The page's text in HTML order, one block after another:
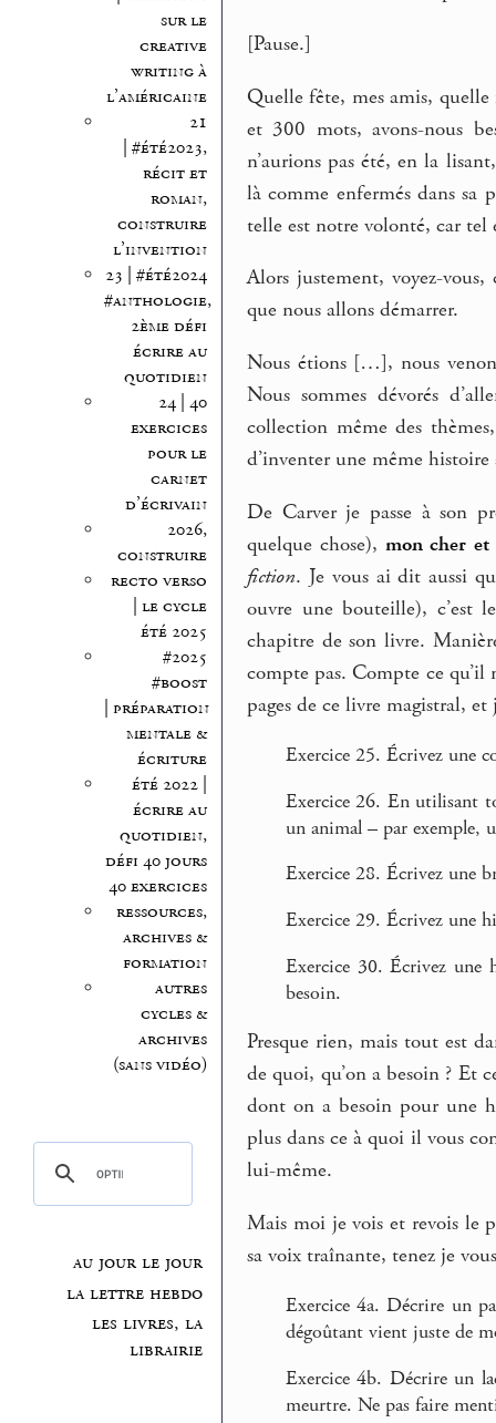
sur le
creative
writing à
l’américaine
21
| #été2023,
récit et
roman,
construire
l’invention
23 | #été2024
#anthologie,
2ème défi
écrire au
quotidien
24 | 40
exercices
pour le
carnet
d’écrivain
2026,
construire
recto verso
| le cycle
été 2025
#2025
#boost
| préparation
mentale &
écriture
été 2022 |
écrire au
quotidien,
défi 40 jours
40 exercices
ressources,
archives &
formation
autres
cycles &
archives
(sans vidéo)
au jour le jour
la lettre hebdo
les livres, la
librairie
[Pause.]
Quelle fête, mes amis,
et 300 mots, avons-nous
n’aurions pas été, en la
là comme enfermés dans sa
telle est notre volonté, car tel
Alors justement, voyez-vous,
que nous allons démarrer.
Nous étions […], nous
Nous sommes dévorés
collection même des
d’inventer une même
De Carver je passe à son
quelque chose), mon cher et
fiction. Je vous ai dit aussi
ouvre une bouteille), c’est
chapitre de son livre.
compte pas. Compte ce qu’il
pages de ce livre magistral,
Exercice 25. Écrivez une
Exercice 26. En utilisant
un animal – par exemple,
Exercice 28. Écrivez une
Exercice 29. Écrivez une
Exercice 30. Écrivez une
besoin.
Presque rien, mais tout est
de quoi, qu’on a besoin ? Et
dont on a besoin pour une
plus dans ce à quoi il vous
lui-même.
Mais moi je vois et revois le
sa voix traînante, tenez je
Exercice 4a. Décrire un
dégoûtant vient juste de
Exercice 4b. Décrire un
meurtre. Ne pas faire